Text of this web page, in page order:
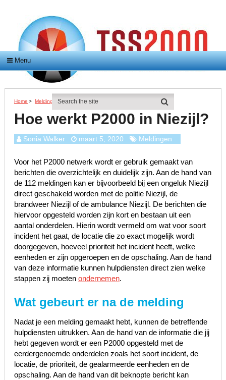
Menu
Home > Meldingen > Hoe Werkt P2000 In Niezijl?
Hoe werkt P2000 in Niezijl?
Sonia Walker maart 5, 2020 Meldingen
Voor het P2000 netwerk wordt er gebruik gemaakt van
berichten die overzichtelijk en duidelijk zijn. Aan de hand van
de 112 meldingen kan er bijvoorbeeld bij een ongeluk Niezijl
direct geschakeld worden met de politie Niezijl, de
brandweer Niezijl of de ambulance Niezijl. De berichten die
hiervoor opgesteld worden zijn kort en bestaan uit een
aantal onderdelen. Hierin wordt vermeld om wat voor soort
incident het gaat, de locatie die zo exact mogelijk wordt
doorgegeven, hoeveel prioriteit het incident heeft, welke
eenheden er zijn opgeroepen en de opschaling. Aan de hand
van deze informatie kunnen hulpdiensten direct zien welke
stappen zij moeten ondernemen.
Wat gebeurt er na de melding
Nadat je een melding gemaakt hebt, kunnen de betreffende
hulpdiensten uitrukken. Aan de hand van de informatie die jij
hebt gegeven wordt er een P2000 opgesteld met de
eerdergenoemde onderdelen zoals het soort incident, de
locatie, de prioriteit, de gealarmeerde eenheden en de
opschaling. Aan de hand van dit beknopte bericht kan